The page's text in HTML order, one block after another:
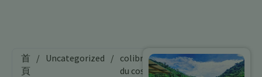
首
頁
/ Uncategorized / colibris
du costa